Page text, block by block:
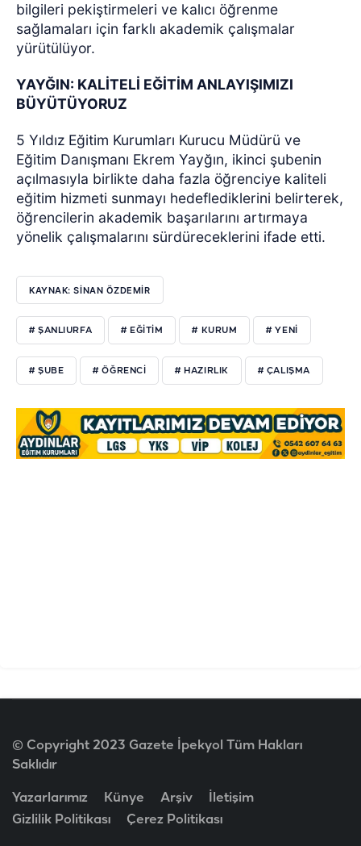
bilgileri pekiştirmeleri ve kalıcı öğrenme
sağlamaları için farklı akademik çalışmalar
yürütülüyor.
YAYĞIN: KALİTELİ EĞİTİM ANLAYIŞIMIZI
BÜYÜTÜYORUZ
5 Yıldız Eğitim Kurumları Kurucu Müdürü ve
Eğitim Danışmanı Ekrem Yayğın, ikinci şubenin
açılmasıyla birlikte daha fazla öğrenciye kaliteli
eğitim hizmeti sunmayı hedeflediklerini belirterek,
öğrencilerin akademik başarılarını artırmaya
yönelik çalışmalarını sürdüreceklerini ifade etti.
KAYNAK: SİNAN ÖZDEMİR
# ŞANLIURFA # EĞİTİM # KURUM # YENİ
# ŞUBE # ÖĞRENCİ # HAZIRLIK # ÇALIŞMA
© Copyright 2023 Gazete İpekyol Tüm Hakları
Saklıdır
Yazarlarımız Künye Arşiv
İletişim
Gizlilik Politikası
Çerez Politikası